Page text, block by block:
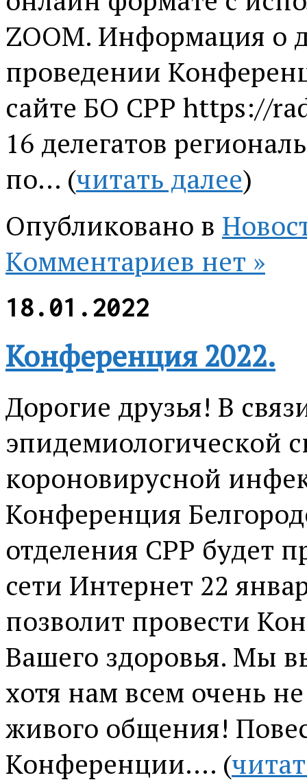
ZOOM. Информация о
проведении
сайте БО СРР https://
16 делегатов
по… (читать далее)
Опубликовано в
Комментариев нет »
18.01.2022
Конференция 2022.
Дорогие друзья! В
эпидемиологической
короновирусной
Конференция
отделения СРР будет
сети Интернет 22
позволит провести
Вашего здоровья. Мы
хотя нам всем очень
живого общения!
Конференции…. (